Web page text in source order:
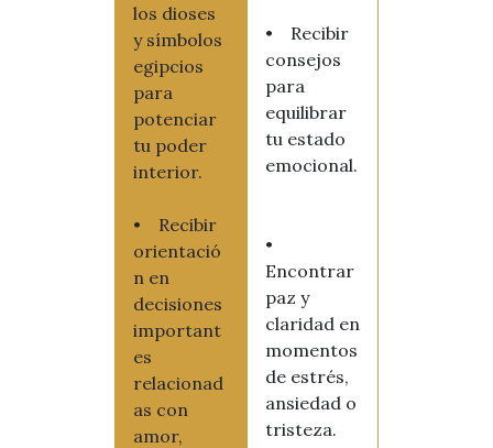
los dioses
y símbolos
egipcios
para
potenciar
tu poder
interior.
• Recibir
orientació
n en
decisiones
important
es
relacionad
as con
amor,
• Recibir
consejos
para
equilibrar
tu estado
emocional.
•
Encontrar
paz y
claridad en
momentos
de estrés,
ansiedad o
tristeza.